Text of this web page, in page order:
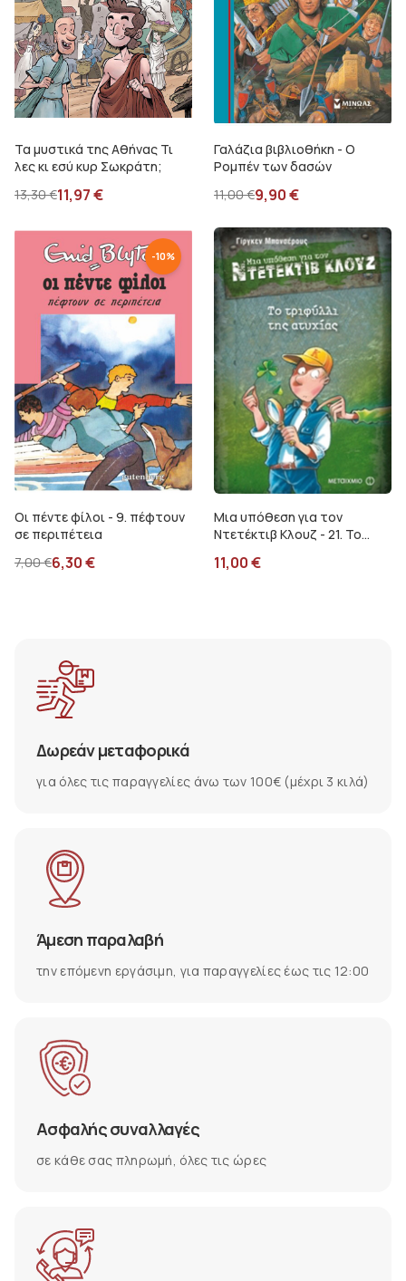
Τα μυστικά της Αθήνας Τι
λες κι εσύ κυρ Σωκράτη;
13,30€11,97€
Γαλάζια βιβλιοθήκη - Ο
Ρομπέν των δασών
11,00€9,90€
-10%
Οι πέντε φίλοι - 9. πέφτουν
σε περιπέτεια
7,00€6,30€
Μια υπόθεση για τον
Ντετέκτιβ Κλουζ - 21. Το
11,00€
Δωρεάν μεταφορικά
για όλες τις παραγγελίες άνω των 100€ (μέχρι 3 κιλά)
Άμεση παραλαβή
την επόμενη εργάσιμη, για παραγγελίες έως τις 12:00
Ασφαλής συναλλαγές
σε κάθε σας πληρωμή, όλες τις ώρες